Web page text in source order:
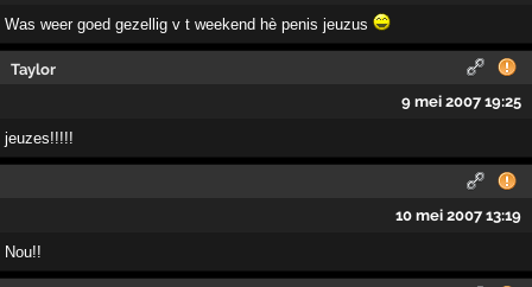
Was weer goed gezellig v t weekend hè penis jeuzus
Taylor
9 mei 2007 19:25
jeuzes!!!!!
10 mei 2007 13:19
Nou!!